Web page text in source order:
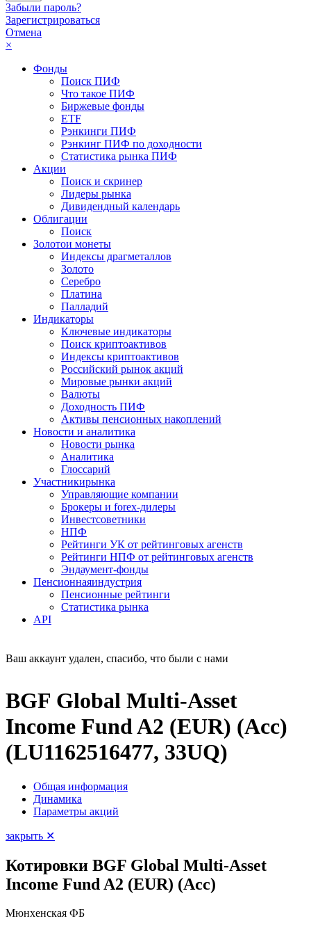
Забыли пароль?
Зарегистрироваться
Отмена
×
Фонды
Поиск ПИФ
Что такое ПИФ
Биржевые фонды
ETF
Рэнкинги ПИФ
Рэнкинг ПИФ по доходности
Статистика рынка ПИФ
Акции
Поиск и скринер
Лидеры рынка
Дивидендный календарь
Облигации
Поиск
Золотои монеты
Индексы драгметаллов
Золото
Серебро
Платина
Палладий
Индикаторы
Ключевые индикаторы
Поиск криптоактивов
Индексы криптоактивов
Российский рынок акций
Мировые рынки акций
Валюты
Доходность ПИФ
Активы пенсионных накоплений
Новости и аналитика
Новости рынка
Аналитика
Глоссарий
Участникирынка
Управляющие компании
Брокеры и forex-дилеры
Инвестсоветники
НПФ
Рейтинги УК от рейтинговых агенств
Рейтинги НПФ от рейтинговых агенств
Эндаумент-фонды
Пенсионнаяиндустрия
Пенсионные рейтинги
Статистика рынка
API
Ваш аккаунт удален, спасибо, что были с нами
BGF Global Multi-Asset
Income Fund A2 (EUR) (Acc)
(LU1162516477, 33UQ)
Общая информация
Динамика
Параметры акций
закрыть ✕
Котировки BGF Global Multi-Asset
Income Fund A2 (EUR) (Acc)
Мюнхенская ФБ